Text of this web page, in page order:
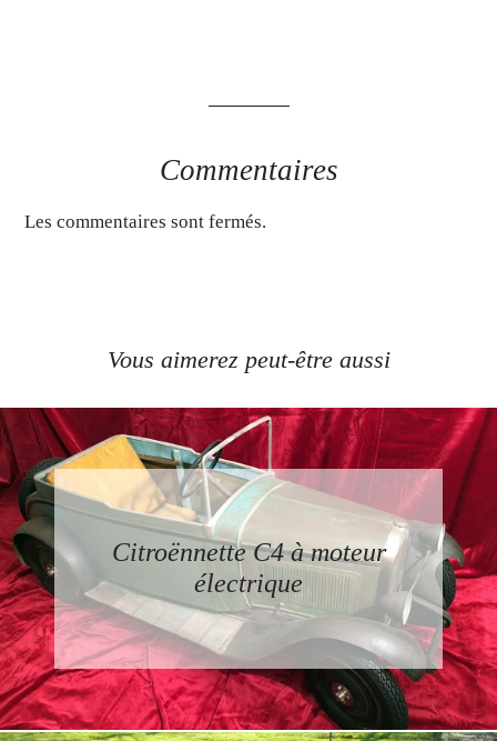
Commentaires
Les commentaires sont fermés.
Vous aimerez peut-être aussi
Citroënnette C4 à moteur
électrique